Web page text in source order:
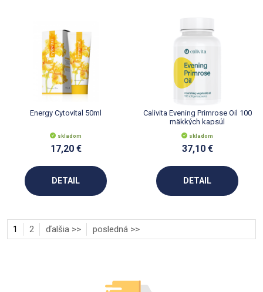
Energy Cytovital 50ml
skladom
17,20 €
DETAIL
Calivita Evening Primrose Oil 100
mäkkých kapsúl
skladom
37,10 €
DETAIL
1 2 ďalšia >> posledná >>